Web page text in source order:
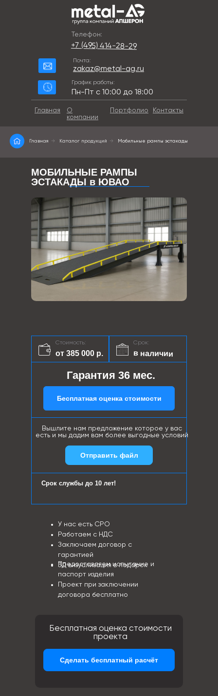
Телефон:
+7 (495) 414-28-29
Почта:
zakaz@metal-ag.ru
График работы:
Пн-Пт с 10:00 до 18:00
Контакты
Портфолио
О
компании
Главная
Главная → Каталог продукций → Мобильные рампы эстакады
МОБИЛЬНЫЕ РАМПЫ
ЭСТАКАДЫ в ЮВАО
Срок:
в наличии
Стоимость:
от 385 000 р.
Гарантия 36 мес.
Бесплатная оценка стоимости
Вышлите нам предложение которое у вас
есть и мы дадим вам более выгодные условий
Срок службы до 10 лет!
Предоставляем испытание и
паспорт изделия
Проект при заключении
договора бесплатно
У нас есть СРО
Работаем с НДС
Заключаем договор с
гарантией
3Д визуализация в подарок
Отправить файл
Бесплатная оценка стоимости
проекта
Сделать бесплатный расчёт